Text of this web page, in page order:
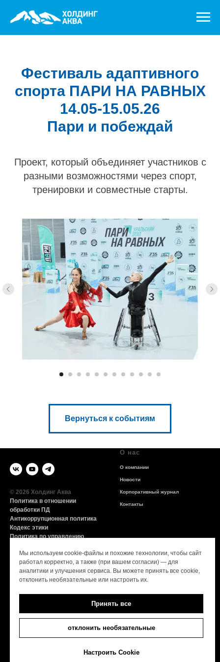
Фестиваль адаптивного
спорта ПАРИ НА РАВНЫХ
14.05-15.05.26
Пари и побеждай
Проект, который объединяет участников с
разными возможностями через спорт,
тренировки и совместные старты.
Вернуться к событиям
Мы используем cookie-файлы и похожие технологии, чтобы сайт
работал корректно, а также (при вашем согласии) — для
аналитики и улучшения сервиса. Вы можете принять все cookie,
отклонить необязательные или настроить их.
Принять все
отклонить необязательные
Настроить Cookie
© 2026 Холдинг Аква
Политика в отношении
обработки ПД
Антикоррупционная политика
Кодекс этики
Политика по управлению
СОУТ
О нас
О компании
Новости
Корпоративный журнал
Контакты
Продукция Информация
Партнёрам
Оригинал VS Контрафакт
Единая горячая линия